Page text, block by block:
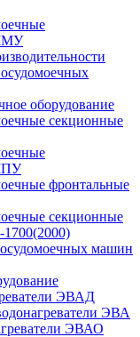
оборудование
секционные
фронтальные
секционные
машин
ЭВАД
ЭВА
ЭВАО